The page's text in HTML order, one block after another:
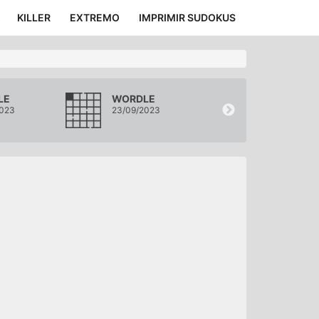
KILLER EXTREMO IMPRIMIR SUDOKUS
WORDLE
23/09/2023